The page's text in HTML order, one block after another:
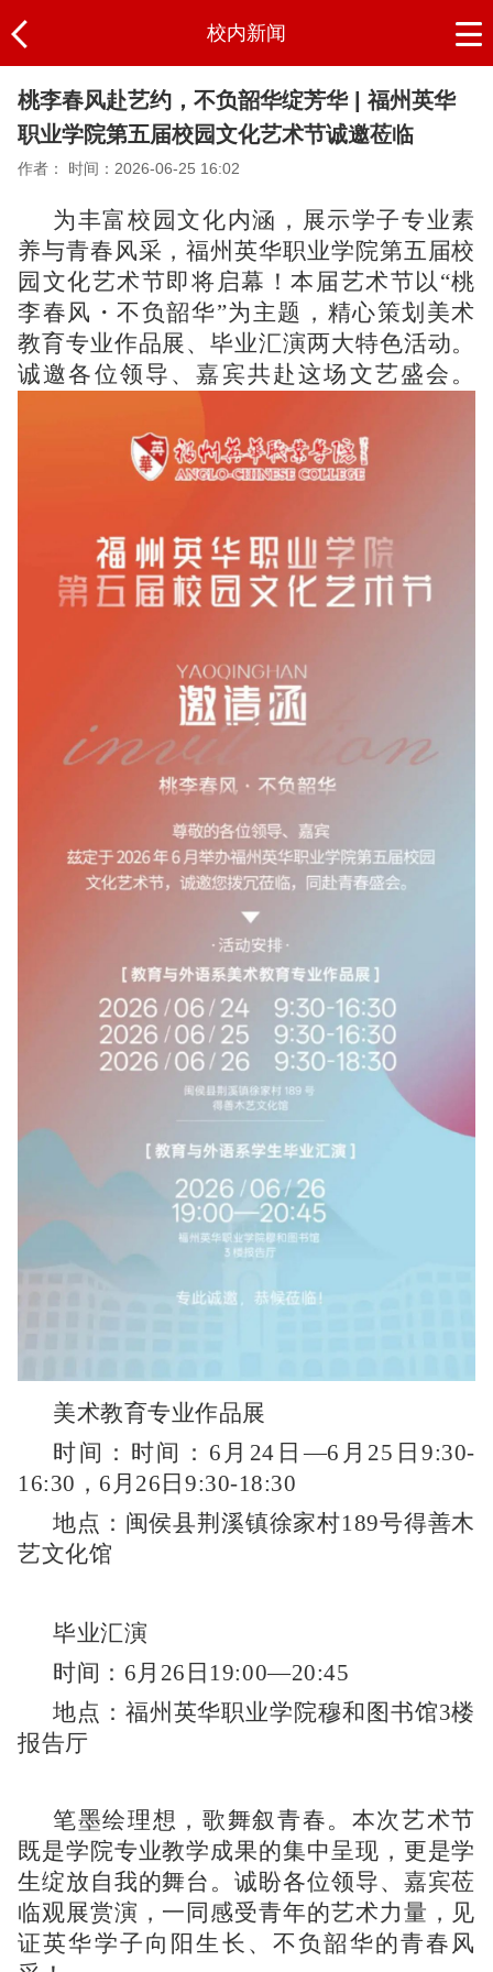
校内新闻
桃李春风赴艺约，不负韶华绽芳华 | 福州英华
职业学院第五届校园文化艺术节诚邀莅临
作者： 时间：2026-06-25 16:02
为丰富校园文化内涵，展示学子专业素
养与青春风采，福州英华职业学院第五届校
园文化艺术节即将启幕！本届艺术节以“桃
李春风・不负韶华”为主题，精心策划美术
教育专业作品展、毕业汇演两大特色活动。
诚邀各位领导、嘉宾共赴这场文艺盛会。
美术教育专业作品展
时间：时间：6月24日—6月25日9:30-
16:30，6月26日9:30-18:30
地点：闽侯县荆溪镇徐家村189号得善木
艺文化馆
毕业汇演
时间：6月26日19:00—20:45
地点：福州英华职业学院穆和图书馆3楼
报告厅
笔墨绘理想，歌舞叙青春。本次艺术节
既是学院专业教学成果的集中呈现，更是学
生绽放自我的舞台。诚盼各位领导、嘉宾莅
临观展赏演，一同感受青年的艺术力量，见
证英华学子向阳生长、不负韶华的青春风